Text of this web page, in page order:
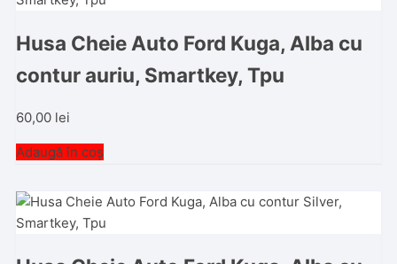
Husa Cheie Auto Ford Kuga, Alba cu
contur auriu, Smartkey, Tpu
60,00 lei
Adaugă în coș